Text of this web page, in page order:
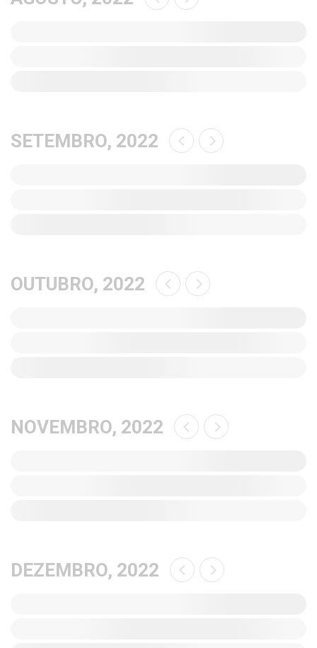
SETEMBRO, 2022
OUTUBRO, 2022
NOVEMBRO, 2022
DEZEMBRO, 2022